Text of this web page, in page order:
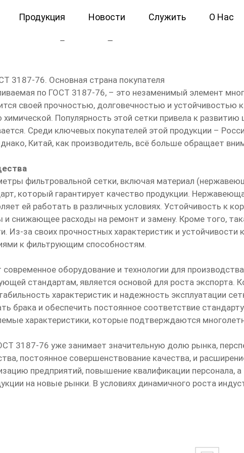
Продукция Новости Служить О Нас
фильтровая гост 3187
3187-76. Основная страна покупателя
по ГОСТ 3187-76, – это незаменимый элемент
своей прочностью, долговечностью и устойчивостью
Популярность этой сетки привела к развитию
Среди ключевых покупателей этой продукции –
Китай, как производитель, всё больше обращает
фильтровальной сетки, включая материал
который гарантирует качество продукции.
ей работать в различных условиях. Устойчивость к
снижающее расходы на ремонт и замену. Кроме того,
Из-за своих прочностных характеристик и
к фильтрующим способностям.
оборудование и технологии для
стандартам, является основой для роста экспорта.
характеристик и надежность эксплуатации
брака и обеспечить постоянное соответствие
характеристики, которые подтверждаются
3187-76 уже занимает значительную долю рынка,
постоянное совершенствование качества, и
предприятий, повышение квалификации персонала,
на новые рынки. В условиях динамичного роста